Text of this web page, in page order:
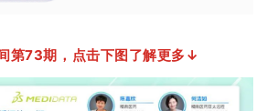
第73期，点击下图了解更多↓